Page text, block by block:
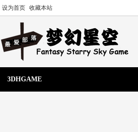
设为首页 收藏本站
3DHGAME